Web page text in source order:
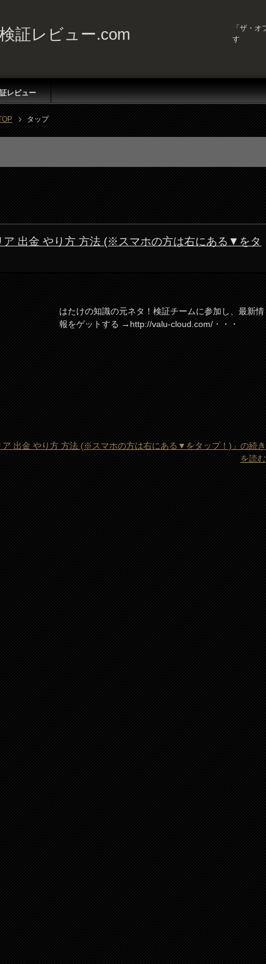
証レビュー.com
「ザ・
す
レビュー
タップ
ア 出金 やり方 方法 (※スマホの方は右にある▼をタ
はたけの知識の元ネタ！検証チームに参加し、最新情
報をゲットする →http://valu-cloud.com/・・・
ア 出金 やり方 方法 (※スマホの方は右にある▼をタップ！)」の続き
を読む